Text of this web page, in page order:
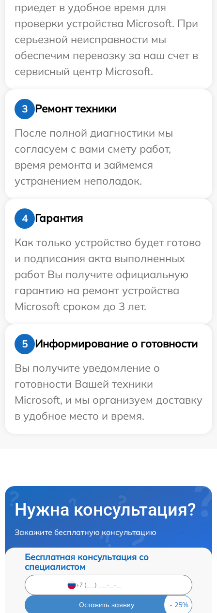
приедет в удобное время для
проверки устройства Microsoft. При
серьезной неисправности мы
обеспечим перевозку за наш счет в
сервисный центр Microsoft.
3
Ремонт техники
После полной диагностики мы
согласуем с вами смету работ,
время ремонта и займемся
устранением неполадок.
4
Гарантия
Как только устройство будет готово
и подписания акта выполненных
работ Вы получите официальную
гарантию на ремонт устройства
Microsoft сроком до 3 лет.
5
Информирование о готовности
Вы получите уведомление о
готовности Вашей техники
Microsoft, и мы организуем доставку
в удобное место и время.
Нужна консультация?
Закажите бесплатную консультацию
Бесплатная консультация со
специалистом
Оставить заявку